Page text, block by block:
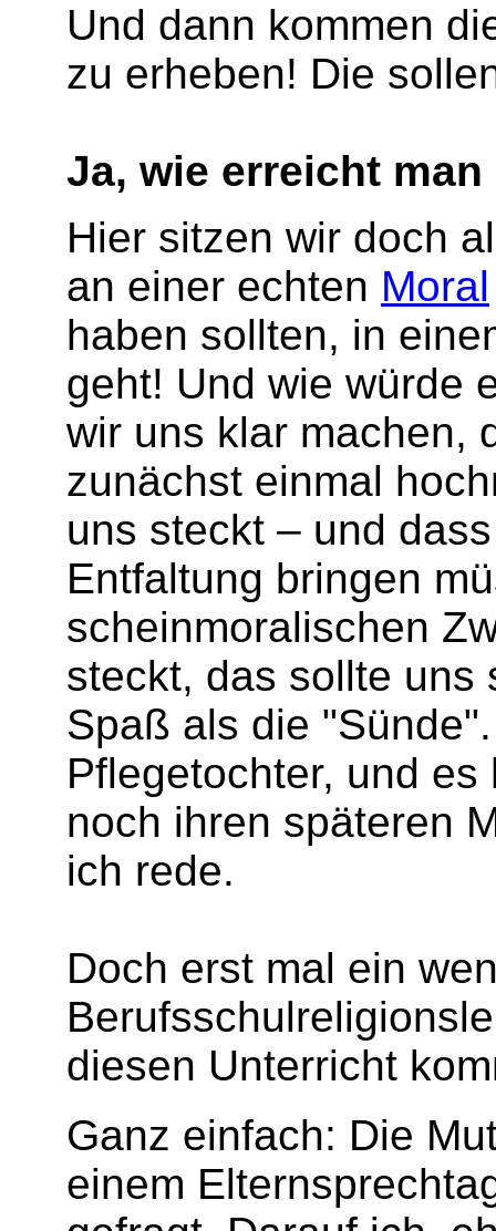
Und dann kommen
zu erheben! Die
Ja, wie erreicht
Hier sitzen wir doch
an einer echten Moral
haben sollten, in
geht! Und wie würde
wir uns klar machen,
zunächst einmal
uns steckt – und
Entfaltung bringen
scheinmoralischen
steckt, das sollte uns
Spaß als die
Pflegetochter, und
noch ihren späteren
ich rede.
Doch erst mal ein
diesen Unterricht
Ganz einfach: Die
einem